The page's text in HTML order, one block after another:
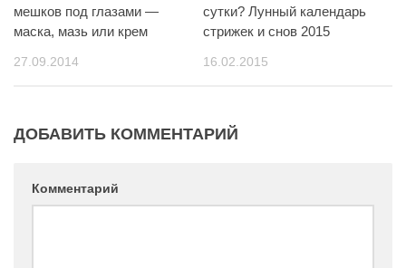
мешков под глазами —
маска, мазь или крем
27.09.2014
сутки? Лунный календарь
стрижек и снов 2015
16.02.2015
ДОБАВИТЬ КОММЕНТАРИЙ
Комментарий